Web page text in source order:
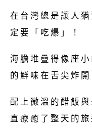
在台灣總是讓人
定要「吃爆」！
海膽堆疊得像座
的鮮味在舌尖炸開
配上微溫的醋飯
直療癒了整天的旅